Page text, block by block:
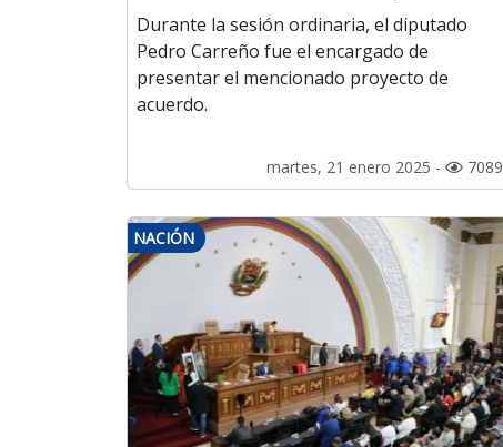
Durante la sesión ordinaria, el diputado
Pedro Carreño fue el encargado de
presentar el mencionado proyecto de
acuerdo.
martes, 21 enero 2025 - 7089
NACIÓN